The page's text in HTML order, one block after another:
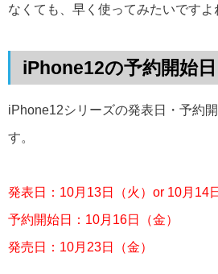
なくても、早く使ってみたいですよ
iPhone12の予約開始日
iPhone12シリーズの発表日・予約
す。
発表日：10月13日（火）or 10月14
予約開始日：10月16日（金）
発売日：10月23日（金）